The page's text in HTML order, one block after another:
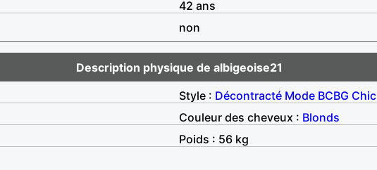
42 ans
non
Description physique de albigeoise21
Style : Décontracté Mode BCBG Chic
Couleur des cheveux : Blonds
Poids : 56 kg